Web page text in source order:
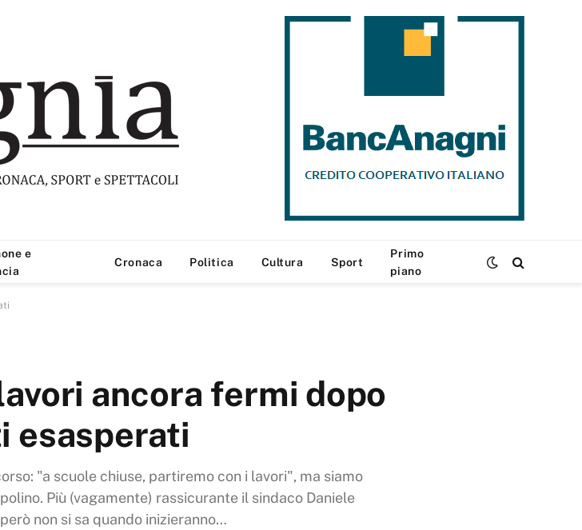
e
Cronaca Politica Cultura Sport
Primo
piano
ancora fermi dopo
esasperati
"a scuole chiuse, partiremo con i lavori", ma siamo
Più (vagamente) rassicurante il sindaco Daniele
non si sa quando inizieranno…